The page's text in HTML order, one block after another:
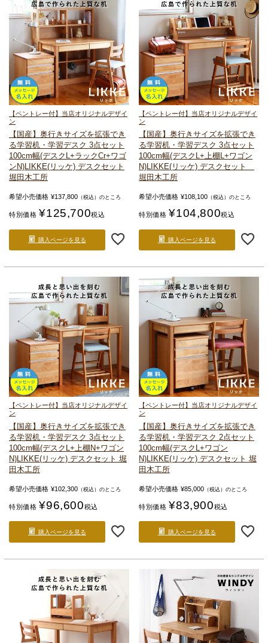
【ペントレー付】当店オリジナルデザイ
ン
【国産】奥行きサイズを拡張でき
る学習机・学習デスク 3点セット
100cm幅(デスクL+ラックCr+ワゴ
ンN)LIKKE(リッケ) デスクセット
堀田木工所
希望小売価格 ¥137,800 （税込）のところ
特別価格 ¥125,700税込
購入ページを見る
【ペントレー付】当店オリジナルデザイ
ン
【国産】奥行きサイズを拡張でき
る学習机・学習デスク 3点セット
100cm幅(デスクL+上棚L+ワゴン
N)LIKKE(リッケ) デスクセット
堀田木工所
希望小売価格 ¥108,100 （税込）のところ
特別価格 ¥104,800税込
購入ページを見る
【ペントレー付】当店オリジナルデザイ
ン
【国産】奥行きサイズを拡張でき
る学習机・学習デスク 3点セット
100cm幅(デスクL+上棚N+ワゴン
N) LIKKE(リッケ) デスクセット 堀
田木工所
希望小売価格 ¥102,300 （税込）のところ
特別価格 ¥96,600税込
購入ページを見る
【ペントレー付】当店オリジナルデザイ
ン
【国産】奥行きサイズを拡張でき
る学習机・学習デスク 2点セット
100cm幅(デスクL+ワゴン
N) LIKKE(リッケ) デスクセット 堀
田木工所
希望小売価格 ¥85,000 （税込）のところ
特別価格 ¥83,900税込
購入ページを見る